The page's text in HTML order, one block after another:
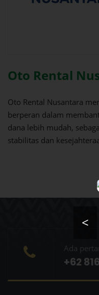
<
Oto Rental
Oto Rental Nusantara
berperan dalam
dana lebih mudah,
stabilitas dan
Ada
+62